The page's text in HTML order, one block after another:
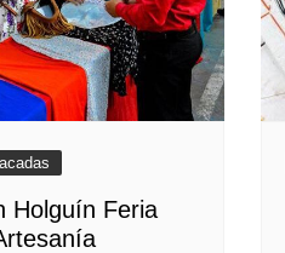
Holguín Feria